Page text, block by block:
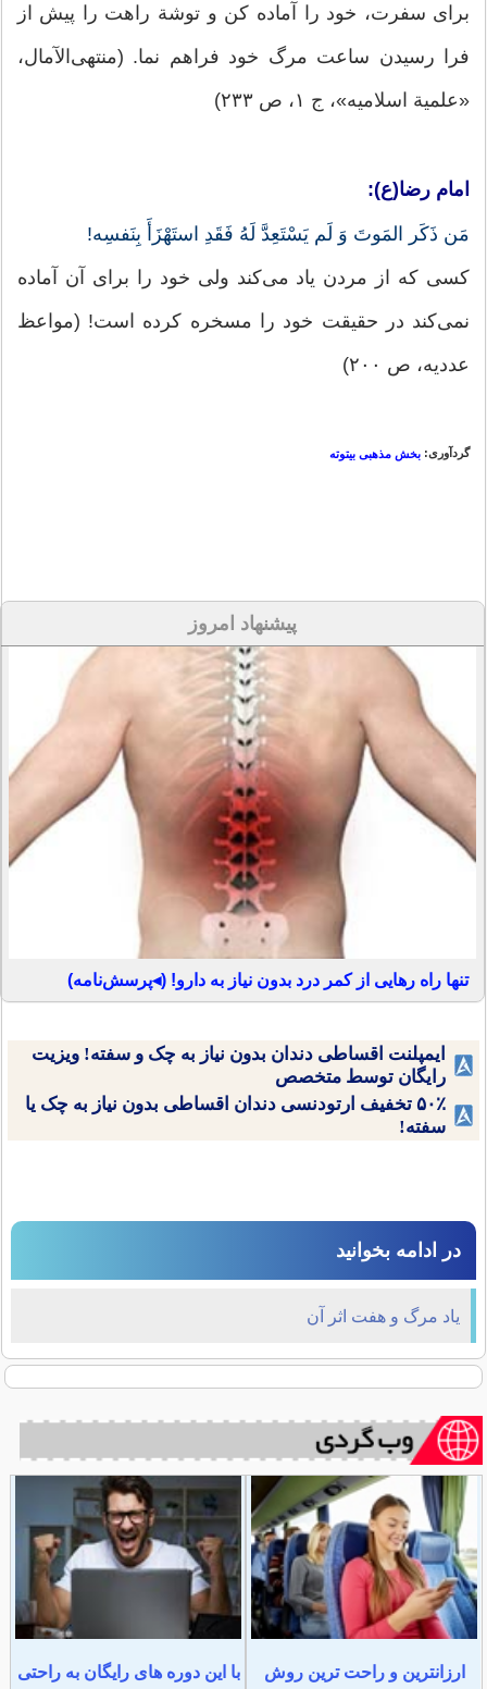
برای سفرت، خود را آماده کن و توشة راهت را پیش از
فرا رسیدن ساعت مرگ خود فراهم نما. (منتهی‌الآمال،
«علمیة اسلامیه»، ج ١، ص ٢٣٣)
امام رضا(ع):
مَن ذَكَر المَوتَ وَ لَم یَسْتَعِدَّ لَهُ فَقَدِ استَهْزَأَ بِنَفسِه!
كسی كه از مردن یاد می‌کند ولی خود را برای آن آماده
نمی‌کند در حقیقت خود را مسخره کرده است! (مواعظ
عددیه، ص ٢٠٠)
گردآوری: بخش مذهبی بیتوته
پیشنهاد امروز
تنها راه رهایی از کمر درد بدون نیاز به دارو! (◂پرسش‌نامه)
ایمپلنت اقساطی دندان بدون نیاز به چک و سفته! ویزیت
رایگان توسط متخصص
۵۰٪ تخفیف ارتودنسی دندان اقساطی بدون نیاز به چک یا
سفته!
در ادامه بخوانید
یاد مرگ و هفت اثر آن
ارزانترین و راحت ترین روش
با این دوره های رایگان به راحتی